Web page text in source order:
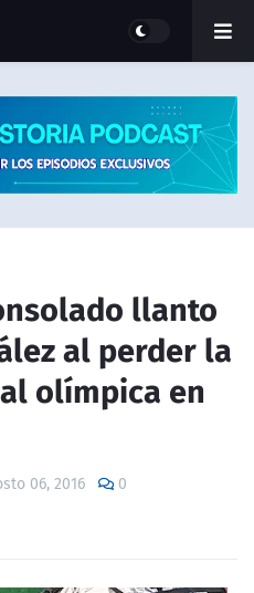
llanto
al perder la
olímpica en
06, 2016 0